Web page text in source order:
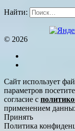
Найти:
© 2026
Сайт использует
параметров
согласие с
применением
Принять
Политика